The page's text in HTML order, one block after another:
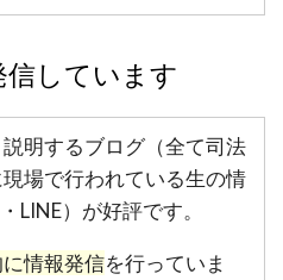
しています
明するブログ（全て司法
場で行われている生の情
LINE）が好評です。
情報発信を行っていま